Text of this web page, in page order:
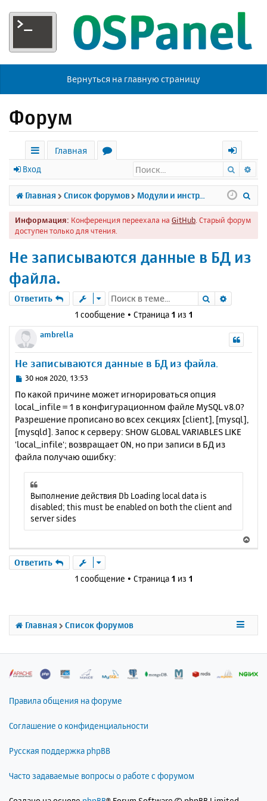
Вернуться на главную страницу
Форум
с
ы
л
к
Главная
р
у
м
х
о
д
Вход Поиск
Главная Список форумов Модули и инструменты
Информация: Конференция переехала на GitHub . Старый форум
доступен только для чтения.
Не записываются данные в БД из
файла.
Ответить Поиск
1 сообщение • Страница 1 из 1
ambrella
Не записываются данные в БД из файла.
С
о
б
щ
е
н
е
30 ноя 2020, 13:53
По какой причине может игнорироваться опция
local_infile = 1 в конфигурационном файле MySQL v8.0?
Разрешение прописано во всех секциях [client], [mysql],
[mysqld]. Запос к серверу: SHOW GLOBAL VARIABLES LIKE
'local_infile'; возвращает ON, но при записи в БД из
файла получаю ошибку:
Выполнение действия Db Loading local data is
disabled; this must be enabled on both the client and
server sides
е
с
н
ч
Ответить
1 сообщение • Страница 1 из 1
Главная Список форумов
Правила общения на форуме
Соглашение о конфиденциальности
Русская поддержка phpBB
Часто задаваемые вопросы о работе с форумом